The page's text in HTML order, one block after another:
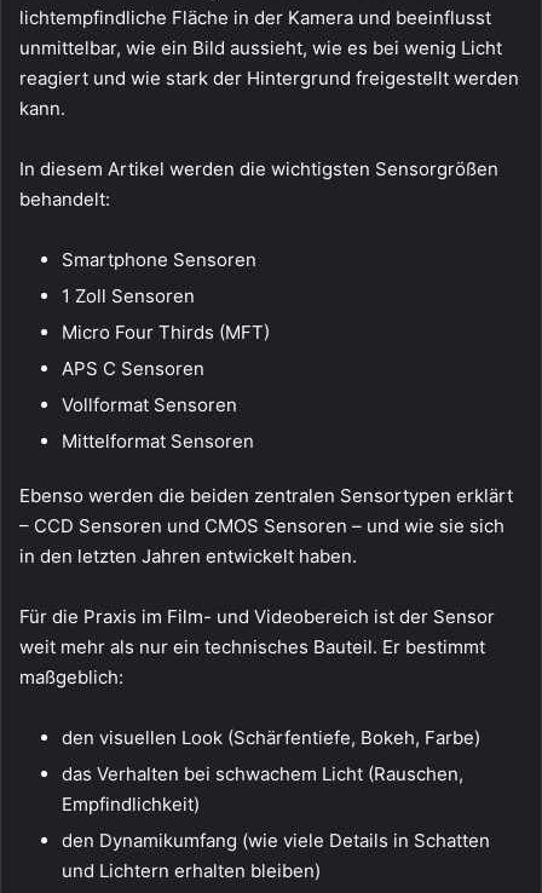
lichtempfindliche Fläche in der Kamera und beeinflusst
unmittelbar, wie ein Bild aussieht, wie es bei wenig Licht
reagiert und wie stark der Hintergrund freigestellt werden
kann.
In diesem Artikel werden die wichtigsten Sensorgrößen
behandelt:
Smartphone Sensoren
1 Zoll Sensoren
Micro Four Thirds (MFT)
APS C Sensoren
Vollformat Sensoren
Mittelformat Sensoren
Ebenso werden die beiden zentralen Sensortypen erklärt
– CCD Sensoren und CMOS Sensoren – und wie sie sich
in den letzten Jahren entwickelt haben.
Für die Praxis im Film- und Videobereich ist der Sensor
weit mehr als nur ein technisches Bauteil. Er bestimmt
maßgeblich:
den visuellen Look (Schärfentiefe, Bokeh, Farbe)
das Verhalten bei schwachem Licht (Rauschen,
Empfindlichkeit)
den Dynamikumfang (wie viele Details in Schatten
und Lichtern erhalten bleiben)